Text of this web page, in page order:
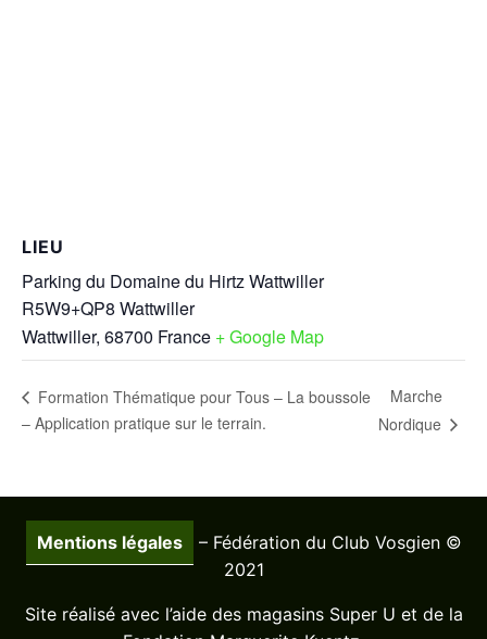
LIEU
Parking du Domaine du Hirtz Wattwiller
R5W9+QP8 Wattwiller
Wattwiller, 68700 France + Google Map
Formation Thématique pour Tous – La boussole
– Application pratique sur le terrain.
Marche
Nordique
Mentions légales
– Fédération du Club Vosgien ©
2021
Site réalisé avec l’aide des magasins Super U et de la